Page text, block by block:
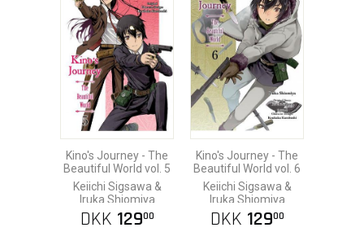
Kino's Journey - The
Beautiful World vol. 5
Keiichi Sigsawa &
Iruka Shiomiya
DKK 12900
Kino's Journey - The
Beautiful World vol. 6
Keiichi Sigsawa &
Iruka Shiomiya
DKK 12900